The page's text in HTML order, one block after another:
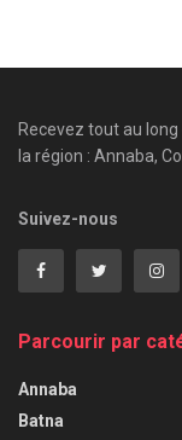
Recevez tout au
la région : Annaba,
Suivez-nous
Parcourir par
Annaba
Batna